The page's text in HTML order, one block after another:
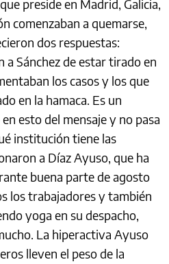
preside en Madrid, Galicia,
comenzaban a quemarse,
dos respuestas:
a Sánchez de estar tirado en
los casos y los que
en la hamaca. Es un
esto del mensaje y no pasa
institución tiene las
a Díaz Ayuso, que ha
buena parte de agosto
los trabajadores y también
yoga en su despacho,
La hiperactiva Ayuso
lleven el peso de la